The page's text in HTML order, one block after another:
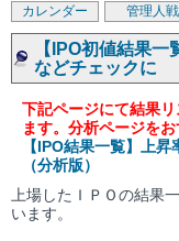
カレンダー
管理人
【IPO初値結果
などチェックに
下記ページにて結果
ます。分析ページをお
【IPO結果一覧】上
（分析版）
上場したＩＰＯの結果
います。